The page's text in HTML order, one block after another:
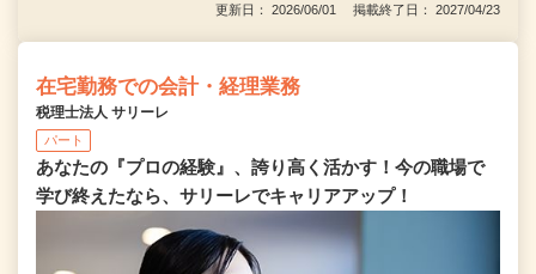
更新日： 2026/06/01 掲載終了日： 2027/04/23
在宅勤務での会計・経理業務
税理士法人 サリーレ
パート
あなたの『プロの経験』、誇り高く活かす！今の職場で
学び終えたなら、サリーレでキャリアアップ！